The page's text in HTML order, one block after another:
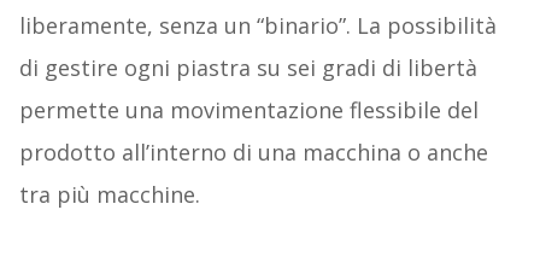
liberamente, senza un “binario”. La possibilità
di gestire ogni piastra su sei gradi di libertà
permette una movimentazione flessibile del
prodotto all’interno di una macchina o anche
tra più macchine.